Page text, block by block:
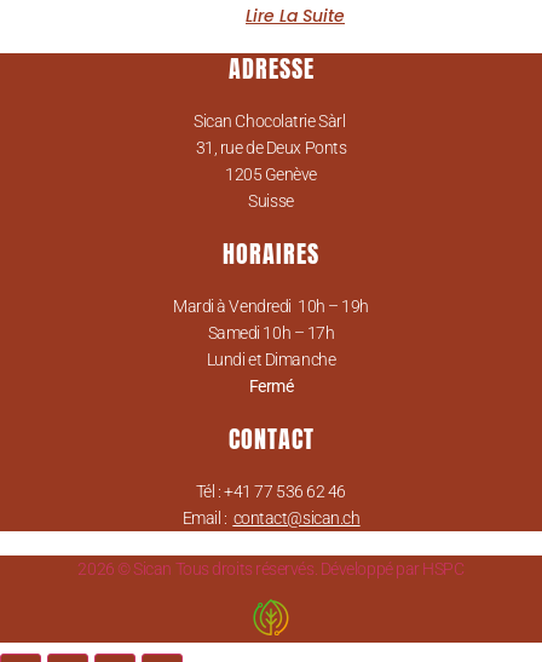
Lire La Suite
ADRESSE
Sican Chocolatrie Sàrl
31, rue de Deux Ponts
1205 Genève
Suisse
HORAIRES
Mardi à Vendredi 10h – 19h
Samedi 10h – 17h
Lundi et Dimanche
Fermé
CONTACT
Tél : +41 77 536 62 46
Email : contact@sican.ch
2026 © Sican Tous droits réservés. Développé par HSPC